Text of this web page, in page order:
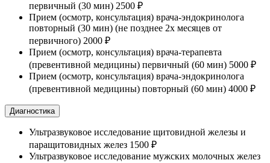
первичный (30 мин) 2500 ₽
Прием (осмотр, консультация) врача-эндокринолога
повторный (30 мин) (не позднее 2х месяцев от
первичного) 2000 ₽
Прием (осмотр, консультация) врача-терапевта
(превентивной медицины) первичный (60 мин) 5000 ₽
Прием (осмотр, консультация) врача-эндокринолога
(превентивной медицины) повторный (60 мин) 4000 ₽
Диагностика
Ультразвуковое исследование щитовидной железы и
паращитовидных желез 1500 ₽
Ультразвуковое исследование мужских молочных желез